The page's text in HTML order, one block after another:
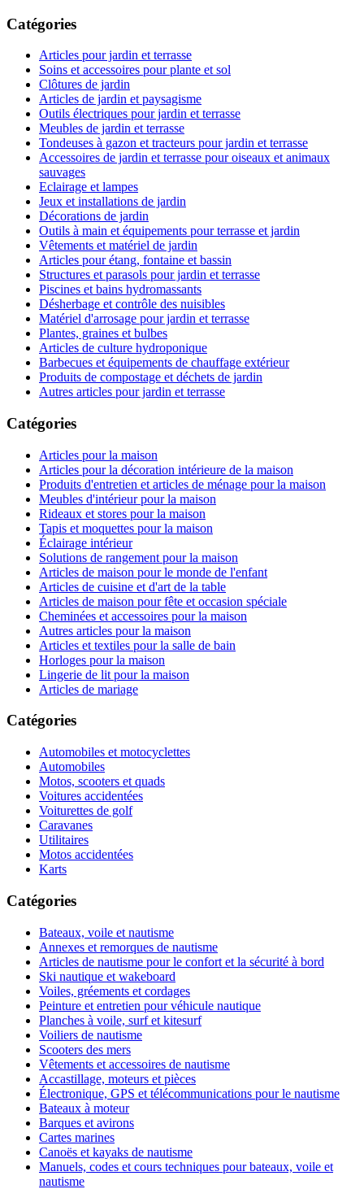
Catégories
Articles pour jardin et terrasse
Soins et accessoires pour plante et sol
Clôtures de jardin
Articles de jardin et paysagisme
Outils électriques pour jardin et terrasse
Meubles de jardin et terrasse
Tondeuses à gazon et tracteurs pour jardin et terrasse
Accessoires de jardin et terrasse pour oiseaux et animaux
sauvages
Eclairage et lampes
Jeux et installations de jardin
Décorations de jardin
Outils à main et équipements pour terrasse et jardin
Vêtements et matériel de jardin
Articles pour étang, fontaine et bassin
Structures et parasols pour jardin et terrasse
Piscines et bains hydromassants
Désherbage et contrôle des nuisibles
Matériel d'arrosage pour jardin et terrasse
Plantes, graines et bulbes
Articles de culture hydroponique
Barbecues et équipements de chauffage extérieur
Produits de compostage et déchets de jardin
Autres articles pour jardin et terrasse
Catégories
Articles pour la maison
Articles pour la décoration intérieure de la maison
Produits d'entretien et articles de ménage pour la maison
Meubles d'intérieur pour la maison
Rideaux et stores pour la maison
Tapis et moquettes pour la maison
Éclairage intérieur
Solutions de rangement pour la maison
Articles de maison pour le monde de l'enfant
Articles de cuisine et d'art de la table
Articles de maison pour fête et occasion spéciale
Cheminées et accessoires pour la maison
Autres articles pour la maison
Articles et textiles pour la salle de bain
Horloges pour la maison
Lingerie de lit pour la maison
Articles de mariage
Catégories
Automobiles et motocyclettes
Automobiles
Motos, scooters et quads
Voitures accidentées
Voiturettes de golf
Caravanes
Utilitaires
Motos accidentées
Karts
Catégories
Bateaux, voile et nautisme
Annexes et remorques de nautisme
Articles de nautisme pour le confort et la sécurité à bord
Ski nautique et wakeboard
Voiles, gréements et cordages
Peinture et entretien pour véhicule nautique
Planches à voile, surf et kitesurf
Voiliers de nautisme
Scooters des mers
Vêtements et accessoires de nautisme
Accastillage, moteurs et pièces
Électronique, GPS et télécommunications pour le nautisme
Bateaux à moteur
Barques et avirons
Cartes marines
Canoës et kayaks de nautisme
Manuels, codes et cours techniques pour bateaux, voile et
nautisme